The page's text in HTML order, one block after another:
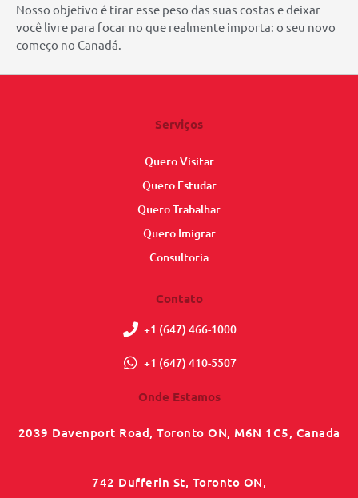
Nosso objetivo é tirar esse peso das suas costas e deixar
você livre para focar no que realmente importa: o seu novo
começo no Canadá.
Serviços
Quero Visitar
Quero Estudar
Quero Trabalhar
Quero Imigrar
Consultoria
Contato
+1 (647) 466-1000
+1 (647) 410-5507
Onde Estamos
2039 Davenport Road, Toronto ON, M6N 1C5, Canada
742 Dufferin St, Toronto ON,